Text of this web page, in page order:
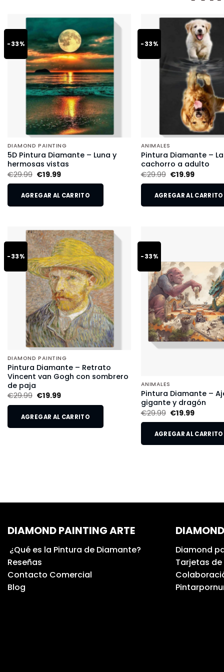
-33%
DIAMOND PAINTING
5D Pintura Diamante – Luna y
hermosas vistas
€29.99 €19.99
AGREGAR AL CARRITO
-33%
ANIMALES
Pintura Diamante –
cachorro a adulto
€29.99 €19.99
AGREGAR AL CARRITO
-33%
DIAMOND PAINTING
Pintura Diamante – Retrato
Vincent van Gogh con sombrero
de paja
€29.99 €19.99
AGREGAR AL CARRITO
-33%
ANIMALES
Pintura Diamante –
gigante y dragón
€29.99 €19.99
AGREGAR AL CARRITO
DIAMOND PAINTING ARTE
¿Qué es la Pintura de Diamante?
Reseñas
Contacto Comercial
Blog
Diamond
Tarjetas de